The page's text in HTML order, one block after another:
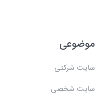
موضوعی
سایت شرکتی
سایت شخصی